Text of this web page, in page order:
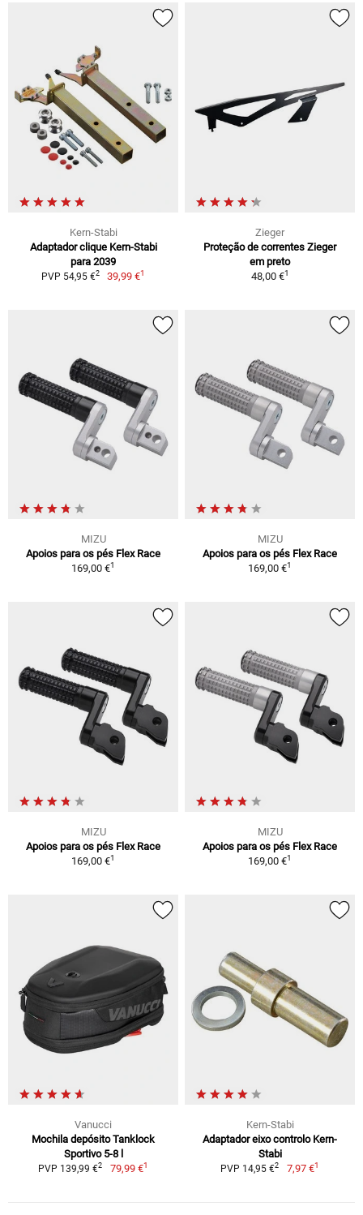
Kern-Stabi
Adaptador clique Kern-Stabi
para 2039
PVP 54,95 €2 39,99 €1
Zieger
Proteção de correntes Zieger
em preto
48,00 €1
MIZU
Apoios para os pés Flex Race
169,00 €1
MIZU
Apoios para os pés Flex Race
169,00 €1
MIZU
Apoios para os pés Flex Race
169,00 €1
MIZU
Apoios para os pés Flex Race
169,00 €1
Vanucci
Mochila depósito Tanklock
Sportivo 5-8 l
PVP 139,99 €2 79,99 €1
Kern-Stabi
Adaptador eixo controlo Kern-
Stabi
PVP 14,95 €2 7,97 €1